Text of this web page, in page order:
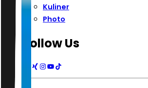
Kuliner
Photo
Follow Us